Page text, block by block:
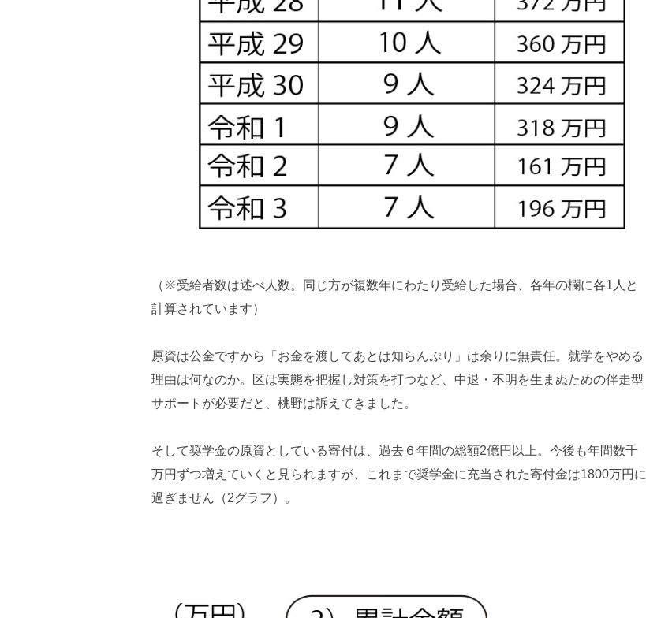
（※受給者数は述べ人数。同じ方が複数年にわたり受給した場合、各年の欄に各1人と
計算されています）
原資は公金ですから「お金を渡してあとは知らんぷり」は余りに無責任。就学をやめる
理由は何なのか。区は実態を把握し対策を打つなど、中退・不明を生まぬための伴走型
サポートが必要だと、桃野は訴えてきました。
そして奨学金の原資としている寄付は、過去６年間の総額2億円以上。今後も年間数千
万円ずつ増えていくと見られますが、これまで奨学金に充当された寄付金は1800万円に
過ぎません（2グラフ）。